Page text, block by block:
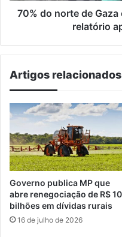
fome,
ONU
70% do norte de
relatório
Artigos relacionados
Governo publica MP que
abre renegociação de R$
bilhões em dívidas rurais
16 de julho de 2026